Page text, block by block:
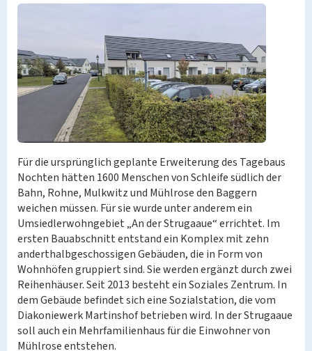
Für die ursprünglich geplante Erweiterung des Tagebaus
Nochten hätten 1600 Menschen von Schleife südlich der
Bahn, Rohne, Mulkwitz und Mühlrose den Baggern
weichen müssen. Für sie wurde unter anderem ein
Umsiedlerwohngebiet „An der Strugaaue“ errichtet. Im
ersten Bauabschnitt entstand ein Komplex mit zehn
anderthalbgeschossigen Gebäuden, die in Form von
Wohnhöfen gruppiert sind. Sie werden ergänzt durch zwei
Reihenhäuser. Seit 2013 besteht ein Soziales Zentrum. In
dem Gebäude befindet sich eine Sozialstation, die vom
Diakoniewerk Martinshof betrieben wird. In der Strugaaue
soll auch ein Mehrfamilienhaus für die Einwohner von
Mühlrose entstehen.